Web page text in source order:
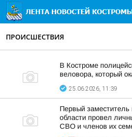
ПРОИСШЕСТВИЯ
В Костроме
веловора, который
25.06.2026, 11:39
Первый заместитель
области провел
СВО и членов их